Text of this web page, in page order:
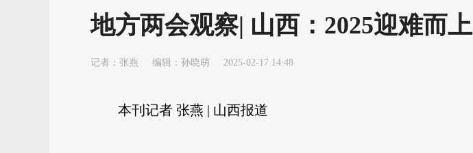
地方两会观察| 山西：2025迎难而上
记者： 张燕 编辑：孙晓萌 2025-02-17 14:48
本刊记者 张燕 | 山西报道